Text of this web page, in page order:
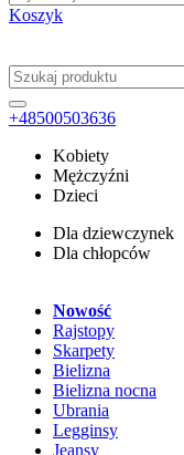
Koszyk
+48500503636
Kobiety
Mężczyźni
Dzieci
Dla dziewczynek
Dla chłopców
Nowość
Rajstopy
Skarpety
Bielizna
Bielizna nocna
Ubrania
Legginsy
Jeansy